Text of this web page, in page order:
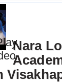
Nara